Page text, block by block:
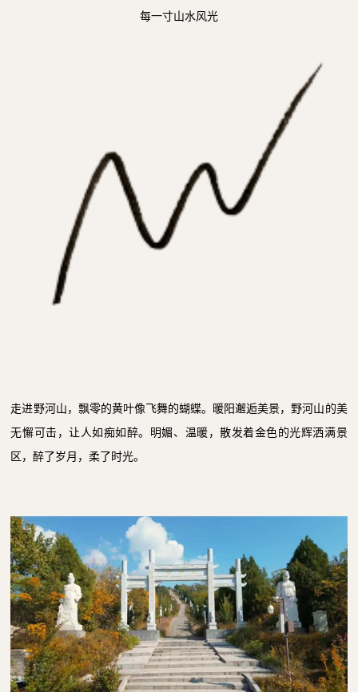
每一寸山水风光
走进野河山，飘零的黄叶像飞舞的蝴蝶。暖阳邂逅美景，野河山的美
无懈可击，让人如痴如醉。明媚、温暖，散发着金色的光辉洒满景
区，醉了岁月，柔了时光。